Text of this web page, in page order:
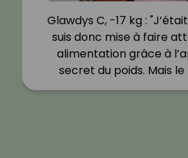
Glawdys C, -17 kg :
suis donc mise à faire
alimentation grâce à
secret du poids. Mais